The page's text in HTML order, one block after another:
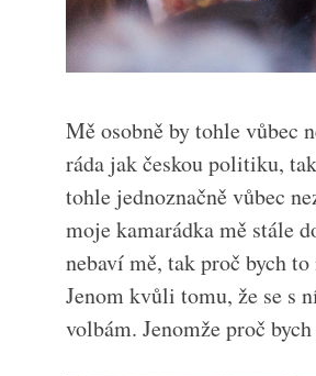
Mě osobně by tohle vůbec
ráda jak českou politiku,
tohle jednoznačně vůbec
moje kamarádka mě stále
nebaví mě, tak proč bych
Jenom kvůli tomu, že se s
volbám. Jenomže proč